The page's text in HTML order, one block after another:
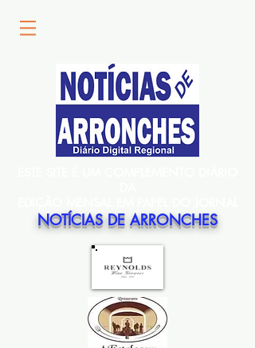
NOTÍCIAS DE ARRONCHES